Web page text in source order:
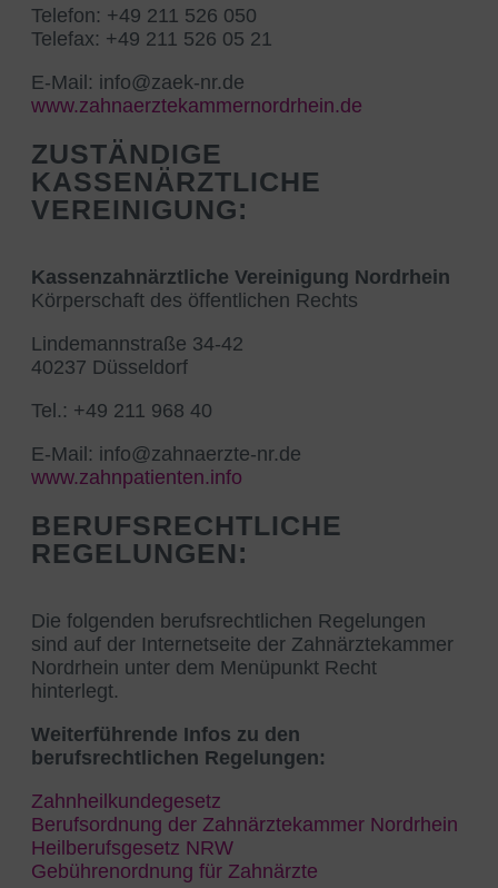
Telefon: +49 211 526 050
Telefax: +49 211 526 05 21
E-Mail: info@zaek-nr.de
www.zahnaerztekammernordrhein.de
ZUSTÄNDIGE
KASSENÄRZTLICHE
VEREINIGUNG:
Kassenzahnärztliche Vereinigung Nordrhein
Körperschaft des öffentlichen Rechts
Lindemannstraße 34-42
40237 Düsseldorf
Tel.: +49 211 968 40
E-Mail: info@zahnaerzte-nr.de
www.zahnpatienten.info
BERUFSRECHTLICHE
REGELUNGEN:
Die folgenden berufsrechtlichen Regelungen
sind auf der Internetseite der Zahnärztekammer
Nordrhein unter dem Menüpunkt Recht
hinterlegt.
Weiterführende Infos zu den
berufsrechtlichen Regelungen:
Zahnheilkundegesetz
Berufsordnung der Zahnärztekammer Nordrhein
Heilberufsgesetz NRW
Gebührenordnung für Zahnärzte